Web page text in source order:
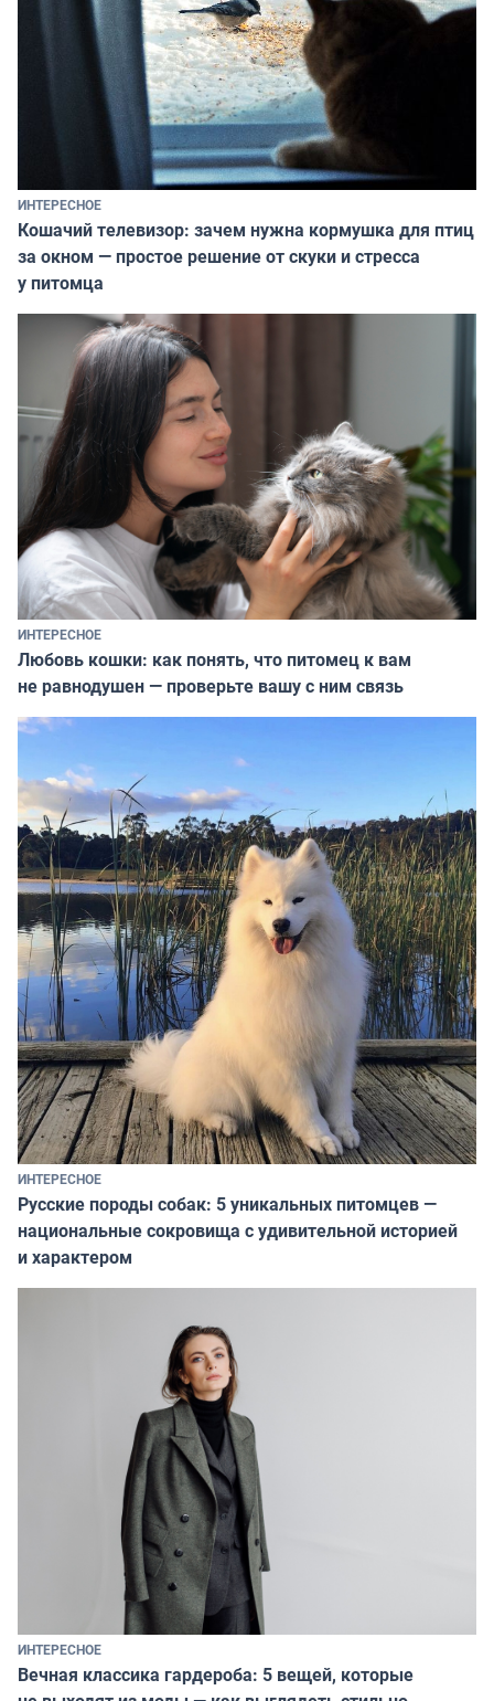
ИНТЕРЕСНОЕ
Кошачий телевизор: зачем нужна кормушка для птиц
за окном — простое решение от скуки и стресса
у питомца
ИНТЕРЕСНОЕ
Любовь кошки: как понять, что питомец к вам
не равнодушен — проверьте вашу с ним связь
ИНТЕРЕСНОЕ
Русские породы собак: 5 уникальных питомцев —
национальные сокровища с удивительной историей
и характером
ИНТЕРЕСНОЕ
Вечная классика гардероба: 5 вещей, которые